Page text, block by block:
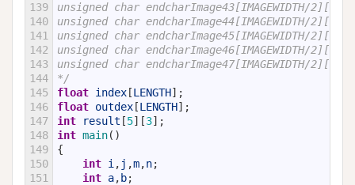
139
140
141
142
143
144
145
146
147
148
149
150
151
unsigned char endcharImage43[IMAGEWIDTH/
unsigned char endcharImage44[IMAGEWIDTH/
unsigned char endcharImage45[IMAGEWIDTH/
unsigned char endcharImage46[IMAGEWIDTH/
unsigned char endcharImage47[IMAGEWIDTH/
*/
float index [LENGTH] ;
float outdex [LENGTH] ;
int
result [5] [3] ;
int main( )
{
int i , j ,m,n;
int a, b;